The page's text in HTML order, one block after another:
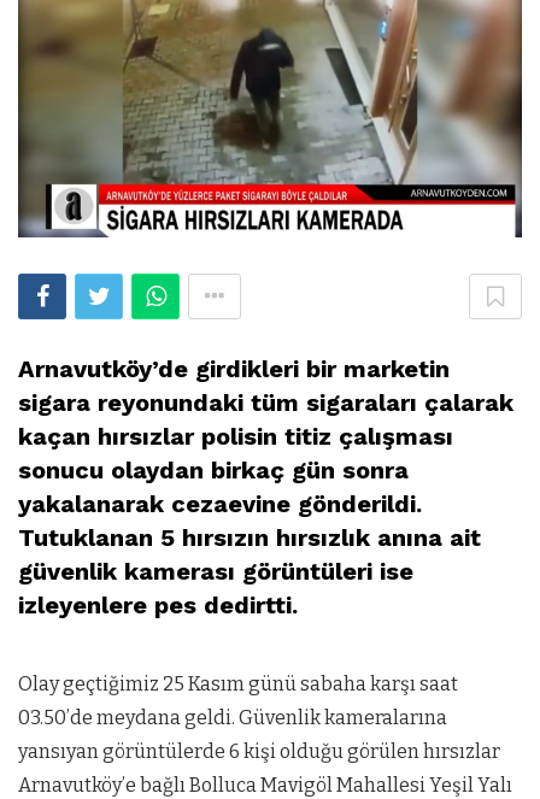
Arnavutköy’de girdikleri bir marketin
sigara reyonundaki tüm sigaraları çalarak
kaçan hırsızlar polisin titiz çalışması
sonucu olaydan birkaç gün sonra
yakalanarak cezaevine gönderildi.
Tutuklanan 5 hırsızın hırsızlık anına ait
güvenlik kamerası görüntüleri ise
izleyenlere pes dedirtti.
Olay geçtiğimiz 25 Kasım günü sabaha karşı saat
03.50’de meydana geldi. Güvenlik kameralarına
yansıyan görüntülerde 6 kişi olduğu görülen hırsızlar
Arnavutköy’e bağlı Bolluca Mavigöl Mahallesi Yeşil Yalı